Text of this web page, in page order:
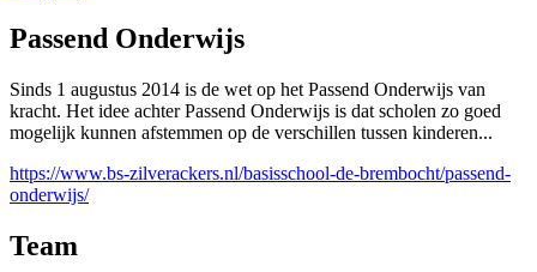
Passend Onderwijs
Sinds 1 augustus 2014 is de wet op het Passend Onderwijs van
kracht. Het idee achter Passend Onderwijs is dat scholen zo goed
mogelijk kunnen afstemmen op de verschillen tussen kinderen...
https://www.bs-zilverackers.nl/basisschool-de-brembocht/passend-
onderwijs/
Team